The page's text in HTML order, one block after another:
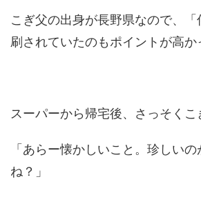
こぎ父の出身が長野県なので、
刷されていたのもポイントが高か
スーパーから帰宅後、さっそくこ
「あらー懐かしいこと。珍しい
ね？」